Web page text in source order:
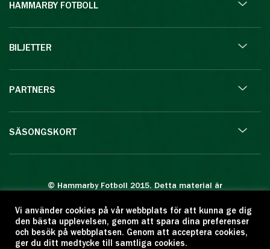
HAMMARBY FOTBOLL
BILJETTER
PARTNERS
SÄSONGSKORT
© Hammarby Fotboll 2015. Detta material är
Eftertryck eller annan kopiering är förbjuden.
Citera oss gärna men ange källan:
www.hammarbyfotboll.se. Ansvarig utgivare:
Vi använder cookies på vår webbplats för att kunna ge dig
den bästa upplevelsen, genom att spara dina preferenser
och besök på webbplatsen. Genom att acceptera cookies,
ger du ditt medtycke till samtliga cookies.